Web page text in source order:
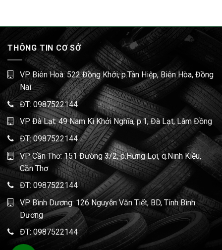
THÔNG TIN CƠ SỞ
VP Biên Hoà: 522 Đồng Khởi, p.Tân Hiệp, Biên Hòa, Đồng
Nai
ĐT: 0987522144
VP Đà Lạt: 49 Nam Kì Khởi Nghĩa, p.1, Đà Lạt, Lâm Đồng
ĐT:0987522144
VP Cần Thơ: 151 Đường 3/2, p.Hưng Lợi, q.Ninh Kiều,
Cần Thơ
ĐT: 0987522144
VP Bình Dương: 126 Nguyễn Văn Tiết, BD, Tỉnh Bình
Dương
ĐT: 0987522144